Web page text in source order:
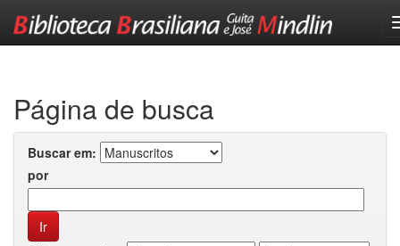
Página de busca
Buscar em:
por